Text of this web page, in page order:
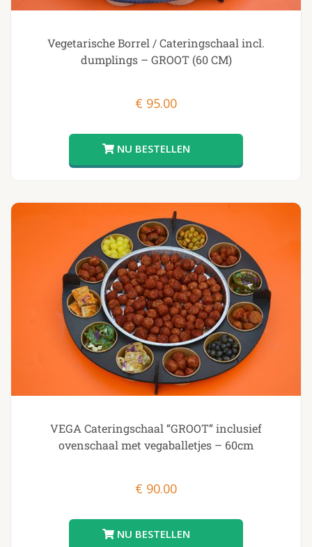
Vegetarische Borrel / Cateringschaal incl.
dumplings – GROOT (60 CM)
€ 95.00
VEGA Cateringschaal “GROOT” inclusief
ovenschaal met vegaballetjes – 60cm
€ 90.00